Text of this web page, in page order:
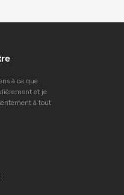
à ce que
et je
à tout